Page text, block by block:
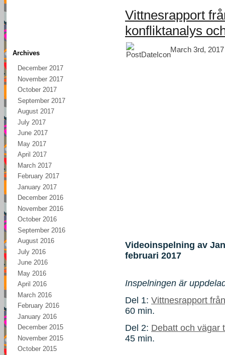
Archives
December 2017
November 2017
October 2017
September 2017
August 2017
July 2017
June 2017
May 2017
April 2017
March 2017
February 2017
January 2017
December 2016
November 2016
October 2016
September 2016
August 2016
July 2016
June 2016
May 2016
April 2016
March 2016
February 2016
January 2016
December 2015
November 2015
October 2015
Vittnesrapport
konfliktanalys
March 3rd,
Videoinspelning av
februari 2017
Inspelningen är
Del 1: Vittnesrapport
60 min.
Del 2: Debatt och vägar
45 min.